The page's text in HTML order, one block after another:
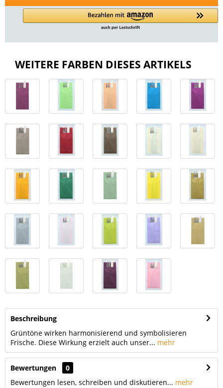
WEITERE FARBEN DIESES ARTIKELS
Beschreibung
Grüntöne wirken harmonisierend und symbolisieren
Frische. Diese Wirkung erzielt auch unser... mehr
Bewertungen
0
Bewertungen lesen, schreiben und diskutieren... mehr